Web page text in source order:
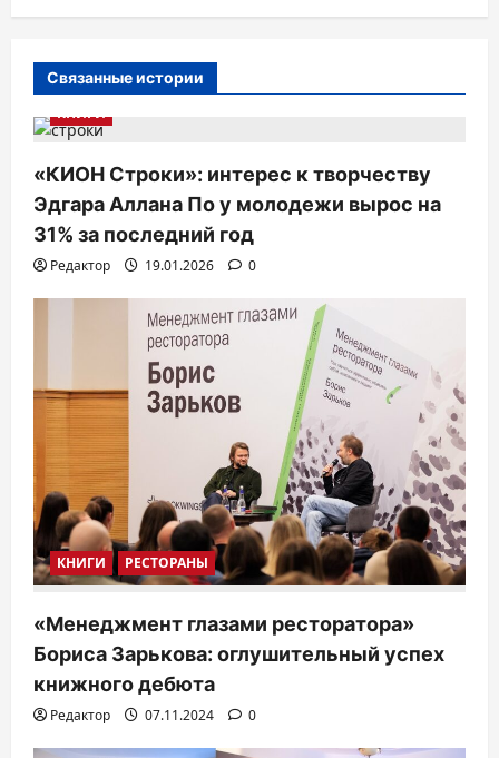
ц
я
п
з
а
п
и
м
Связанные истории
КНИГИ
«КИОН Строки»: интерес к творчеству
Эдгара Аллана По у молодежи вырос на
31% за последний год
Редактор 19.01.2026 0
КНИГИ РЕСТОРАНЫ
«Менеджмент глазами ресторатора»
Бориса Зарькова: оглушительный успех
книжного дебюта
Редактор 07.11.2024 0